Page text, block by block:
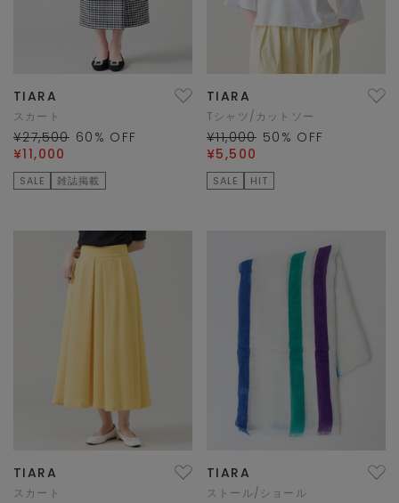
TIARA
スカート
¥27,500 60 % OFF
¥11,000
SALE 雑誌掲載
TIARA
Tシャツ/カットソー
¥11,000 50 % OFF
¥5,500
SALE HIT
TIARA
スカート
TIARA
ストール/ショール